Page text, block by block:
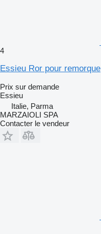
4
Essieu Ror pour remorque
Prix sur demande
Essieu
Italie, Parma
MARZAIOLI SPA
Contacter le vendeur